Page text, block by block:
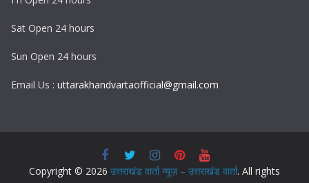
Sat Open 24 hours
Sun Open 24 hours
Email Us : uttarakhandvartaofficial@gmail.com
Copyright © 2026 उत्तराखंड वार्ता न्यूज़ – उत्तराखंड वार्ता. All rights